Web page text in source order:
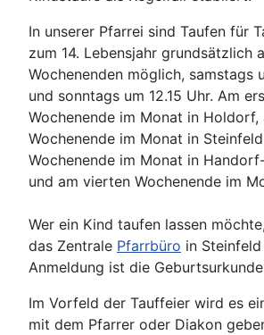
In unserer Pfarrei sind Taufen für
zum 14. Lebensjahr grundsätzlich
Wochenenden möglich, samstags
und sonntags um 12.15 Uhr. Am
Wochenende im Monat in Holdorf,
Wochenende im Monat in
Wochenende im Monat in
und am vierten Wochenende im
Wer ein Kind taufen lassen
das Zentrale Pfarrbüro in
Anmeldung ist die
Im Vorfeld der Tauffeier wird es
mit dem Pfarrer oder Diakon